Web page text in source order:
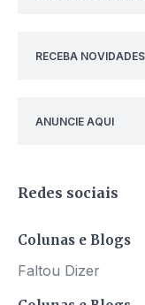
RECEBA
ANUNCIE AQUI
Redes sociais
Colunas e Blogs
Faltou Dizer